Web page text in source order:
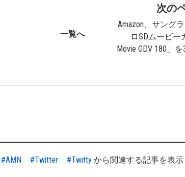
一覧へ
次の
Amazon、サング
ロSDムービー
Movie GDV 180」
#AMN #Twitter #Twitty から関連する記事を表示